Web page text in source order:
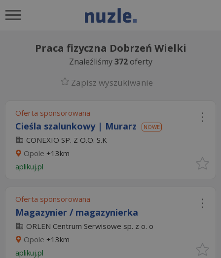
Praca fizyczna Dobrzeń Wielki
Znaleźliśmy372oferty
Zapisz wyszukiwanie
Oferta sponsorowana
Cieśla szalunkowy | Murarz NOWE
CONEXIO SP. Z O.O. S.K
Opole +13km
aplikuj.pl
Oferta sponsorowana
Magazynier / magazynierka
ORLEN Centrum Serwisowe sp. z o. o
Opole +13km
aplikuj.pl